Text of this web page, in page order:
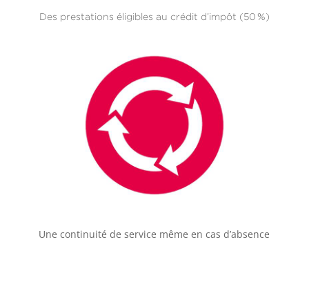
Des prestations éligibles au crédit d’impôt (50 %)
Une continuité de service même en cas d’absence